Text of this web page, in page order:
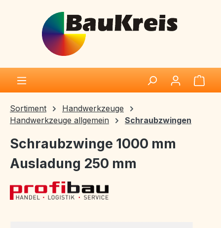
Zum Hauptinhalt springen
Sortiment
Handwerkzeuge
Handwerkzeuge allgemein
Schraubzwingen
Schraubzwinge 1000 mm
Ausladung 250 mm